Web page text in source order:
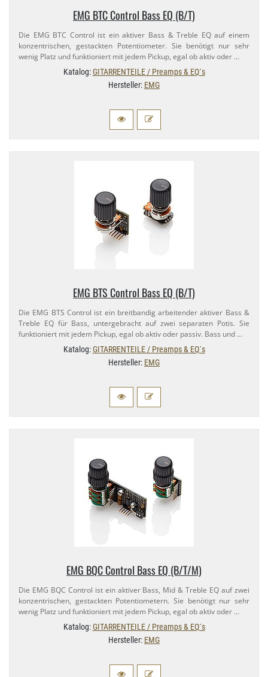
EMG BTC Control Bass EQ (B/​T)
Die EMG BTC Control ist ein aktiver Bass & Treble EQ auf einem
konzentrischen, gestackten Potentiometer. Sie benötigt nur sehr
wenig Platz und funktioniert mit jedem Pickup, egal ob aktiv oder …
Katalog:GITARRENTEILE / Preamps & EQ´s
Hersteller: EMG
EMG BTS Control Bass EQ (B/​T)
Die EMG BTS Control ist ein breitbandig arbeitender aktiver Bass &
Treble EQ für Bass, untergebracht auf zwei separaten Potis. Sie
funktioniert mit jedem Pickup, egal ob aktiv oder passiv. Bass und …
Katalog:GITARRENTEILE / Preamps & EQ´s
Hersteller: EMG
EMG BQC Control Bass EQ (B/​T/M)
Die EMG BQC Control ist ein aktiver Bass, Mid & Treble EQ auf zwei
konzentrischen, gestackten Potentiometern. Sie benötigt nur sehr
wenig Platz und funktioniert mit jedem Pickup, egal ob aktiv oder …
Katalog:GITARRENTEILE / Preamps & EQ´s
Hersteller: EMG